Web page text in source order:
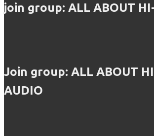
join group: ALL ABOUT
Join group: ALL ABOUT
AUDIO